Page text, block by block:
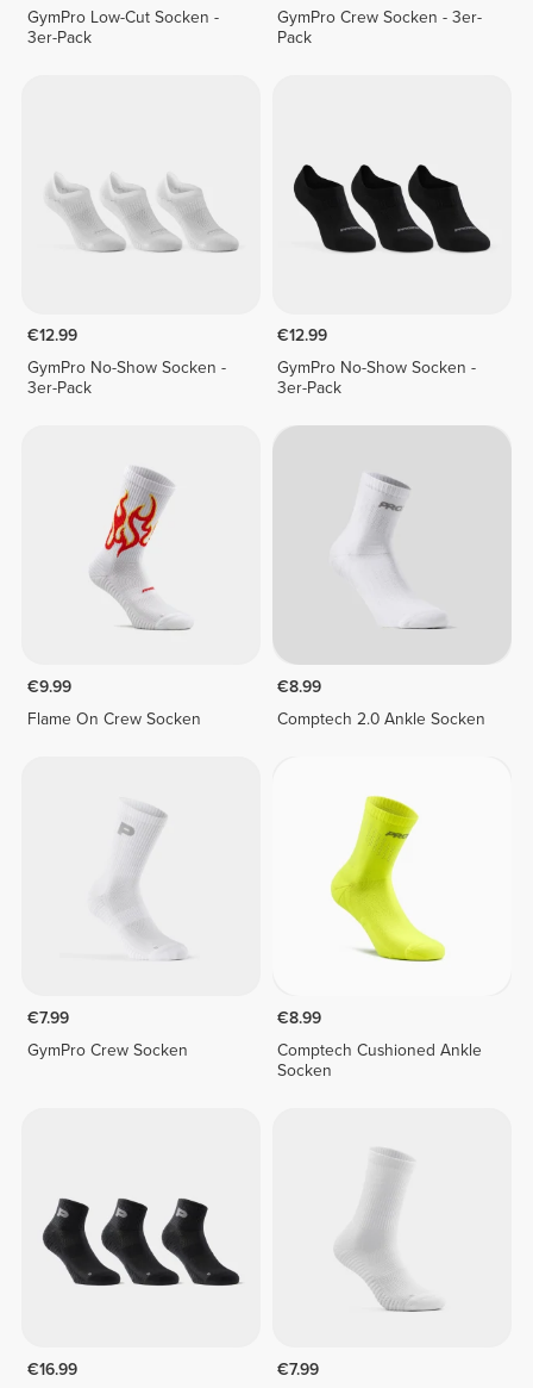
GymPro Low-Cut Socken -
3er-Pack
GymPro Crew Socken - 3er-
Pack
€12.99
GymPro No-Show Socken -
3er-Pack
€12.99
GymPro No-Show Socken -
3er-Pack
€9.99
Flame On Crew Socken
€8.99
Comptech 2.0 Ankle Socken
€7.99
GymPro Crew Socken
€8.99
Comptech Cushioned Ankle
Socken
€16.99
€7.99